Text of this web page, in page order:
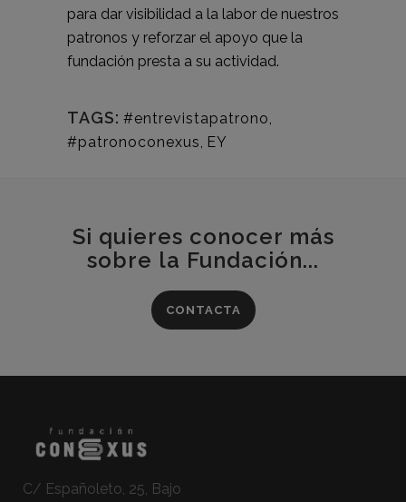
para dar visibilidad a la labor de nuestros
patronos y reforzar el apoyo que la
fundación presta a su actividad.
TAGS: #entrevistapatrono
#patronoconexus EY
Si quieres conocer más
sobre la Fundación...
CONTACTA
C/ Españoleto, 25, Bajo